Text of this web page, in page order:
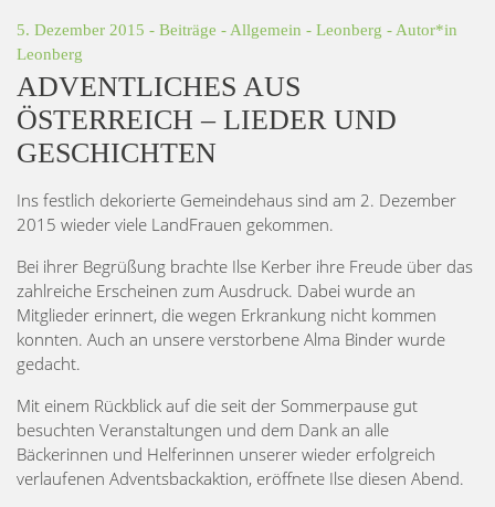
5. Dezember 2015 - Beiträge - Allgemein - Leonberg - Autor*in
Leonberg
ADVENTLICHES AUS
ÖSTERREICH – LIEDER UND
GESCHICHTEN
Ins festlich dekorierte Gemeindehaus sind am 2. Dezember
2015 wieder viele LandFrauen gekommen.
Bei ihrer Begrüßung brachte Ilse Kerber ihre Freude über das
zahlreiche Erscheinen zum Ausdruck. Dabei wurde an
Mitglieder erinnert, die wegen Erkrankung nicht kommen
konnten. Auch an unsere verstorbene Alma Binder wurde
gedacht.
Mit einem Rückblick auf die seit der Sommerpause gut
besuchten Veranstaltungen und dem Dank an alle
Bäckerinnen und Helferinnen unserer wieder erfolgreich
verlaufenen Adventsbackaktion, eröffnete Ilse diesen Abend.